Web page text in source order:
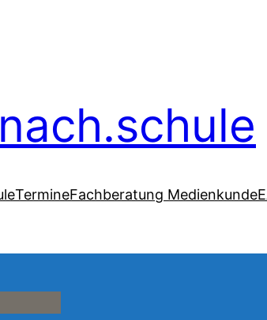
TermineFachberatung Medienkunde